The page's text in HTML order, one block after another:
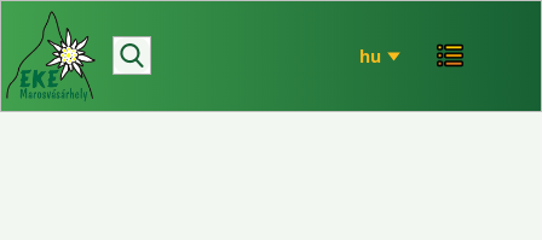
hírek
bemutatkozó